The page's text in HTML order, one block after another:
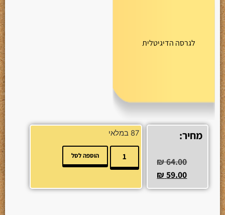
לגרסה הדיגיטלית
מחיר:
64.00
₪
59.00
₪
87 במלאי
הוספה לסל